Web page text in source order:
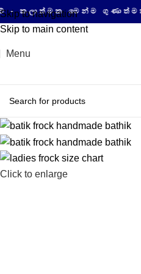
Skip to navigation
Skip to main content
මෙන්ම ගුණාත්මක
Menu
Click to enlarge